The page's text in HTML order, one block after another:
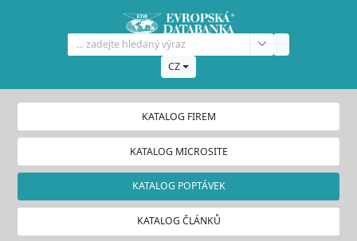
CZ
KATALOG FIREM
KATALOG MICROSITE
KATALOG POPTÁVEK
KATALOG ČLÁNKŮ